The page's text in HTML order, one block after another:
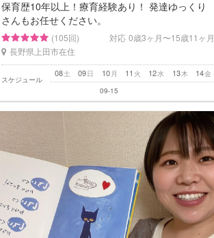
保育歴10年以上！療育経験あり！ 発達ゆっくり
さんもお任せください。
(105回) 対応 0歳3ヶ月〜15歳11ヶ月
長野県上田市在住
スケジュール
土
08 日
09 月
10 火
11 水
12 木
13 金
14
09-15